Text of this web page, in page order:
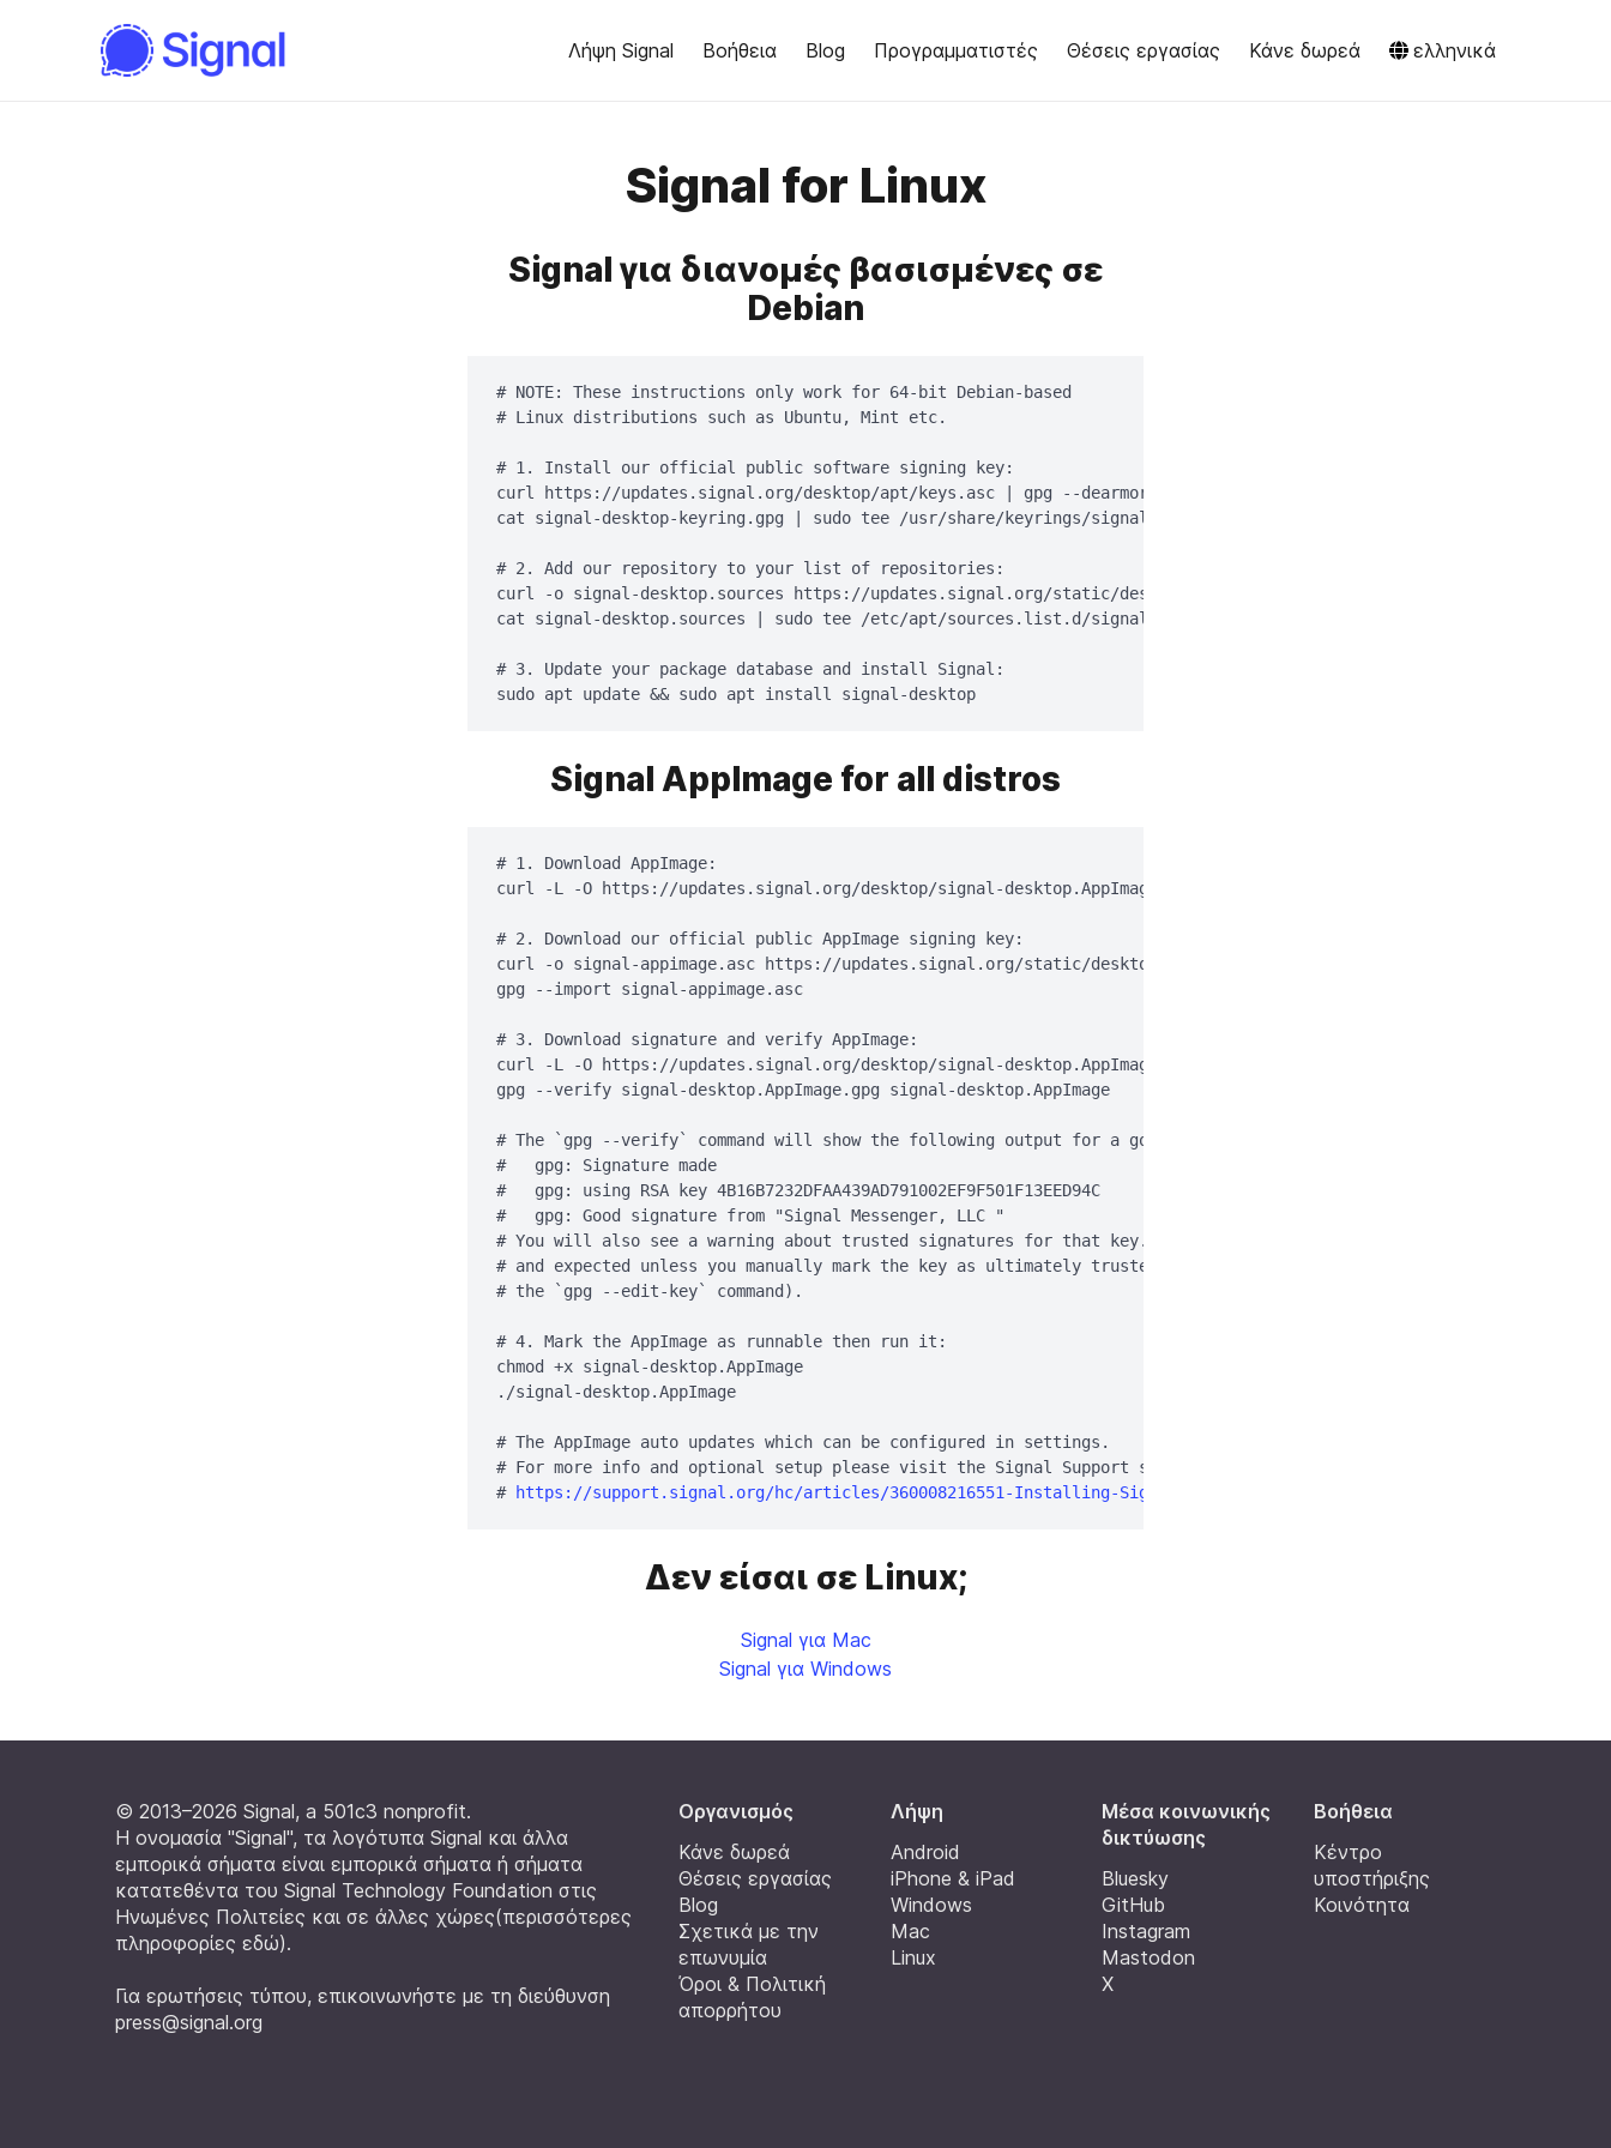
Λήψη Signal Βοήθεια Blog Προγραμματιστές Θέσεις εργασίας Κάνε δωρεά ελληνικά
Signal for Linux
Signal για διανομές βασισμένες σε
Debian
# NOTE: These instructions only work for 64-bit Debian-based
# Linux distributions such as Ubuntu, Mint etc.
# 1. Install our official public software signing key:
curl https://updates.signal.org/desktop/apt/keys.asc | gpg --dearmor > signal-desktop-keyring.gpg;
cat signal-desktop-keyring.gpg | sudo tee /usr/share/keyrings/signal-desktop-keyring.gpg > /dev/null
# 2. Add our repository to your list of repositories:
curl -o signal-desktop.sources https://updates.signal.org/static/desktop/apt/signal-desktop.sources;
cat signal-desktop.sources | sudo tee /etc/apt/sources.list.d/signal-desktop.sources > /dev/null
# 3. Update your package database and install Signal:
sudo apt update && sudo apt install signal-desktop
Signal AppImage for all distros
# 1. Download AppImage:
curl -L -O https://updates.signal.org/desktop/signal-desktop.AppImage
# 2. Download our official public AppImage signing key:
curl -o signal-appimage.asc https://updates.signal.org/static/desktop/appimage.asc
gpg --import signal-appimage.asc
# 3. Download signature and verify AppImage:
curl -L -O https://updates.signal.org/desktop/signal-desktop.AppImage.gpg
gpg --verify signal-desktop.AppImage.gpg signal-desktop.AppImage
# The `gpg --verify` command will show the following output for a good signature:
#   gpg: Signature made
#   gpg: using RSA key 4B16B7232DFAA439AD791002EF9F501F13EED94C
#   gpg: Good signature from "Signal Messenger, LLC
"
# You will also see a warning about trusted signatures for that key. This is normal
# and expected unless you manually mark the key as ultimately trusted (e.g. using
# the `gpg --edit-key` command).
# 4. Mark the AppImage as runnable then run it:
chmod +x signal-desktop.AppImage
./signal-desktop.AppImage
# The AppImage auto updates which can be configured in settings.
# For more info and optional setup please visit the Signal Support site:
# https://support.signal.org/hc/articles/360008216551-Installing-Signal
Δεν είσαι σε Linux;
Signal για Mac
Signal για Windows
© 2013–2026 Signal, a 501c3 nonprofit.
Η ονομασία "Signal", τα λογότυπα Signal και άλλα
εμπορικά σήματα είναι εμπορικά σήματα ή σήματα
κατατεθέντα του Signal Technology Foundation στις
Ηνωμένες Πολιτείες και σε άλλες χώρες(περισσότερες
πληροφορίες εδώ).
Για ερωτήσεις τύπου, επικοινωνήστε με τη διεύθυνση
press@signal.org
Oργανισμός
Κάνε δωρεά
Θέσεις εργασίας
Blog
Σχετικά με την
επωνυμία
Όροι & Πολιτική
απορρήτου
Λήψη
Android
iPhone & iPad
Windows
Mac
Linux
Μέσα κοινωνικής
δικτύωσης
Bluesky
GitHub
Instagram
Mastodon
X
Βοήθεια
Κέντρο
υποστήριξης
Κοινότητα